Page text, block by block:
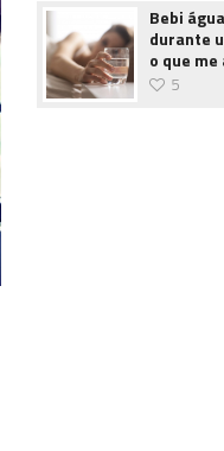
Bebi
durante
o que
5